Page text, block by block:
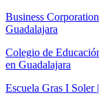
Business
Guadalajara
Colegio de
en Guadalajara
Escuela Gras I Soler